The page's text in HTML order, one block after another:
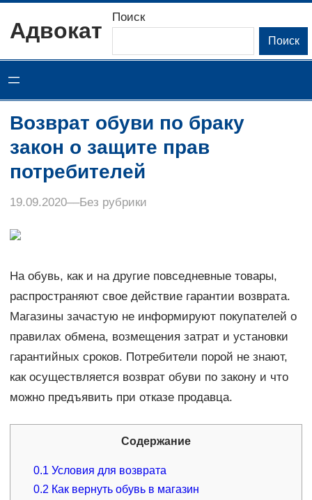
Адвокат
Поиск
Поиск
Возврат обуви по браку
закон о защите прав
потребителей
19.09.2020––Без рубрики
На обувь, как и на другие повседневные товары,
распространяют свое действие гарантии возврата.
Магазины зачастую не информируют покупателей о
правилах обмена, возмещения затрат и установки
гарантийных сроков. Потребители порой не знают,
как осуществляется возврат обуви по закону и что
можно предъявить при отказе продавца.
Содержание
0.1 Условия для возврата
0.2 Как вернуть обувь в магазин